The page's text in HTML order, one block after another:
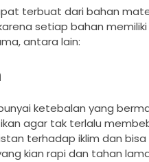
terbuat dari bahan
setiap bahan
antara lain:
ketebalan yang
agar tak terlalu
terhadap iklim dan
kian rapi dan tahan